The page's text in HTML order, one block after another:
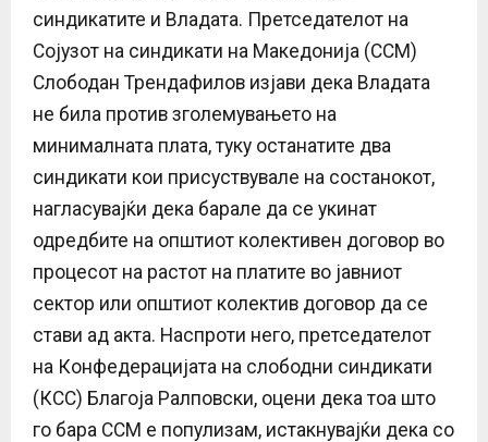
синдикатите и Владата. Претседателот на
Сојузот на синдикати на Македонија (ССМ)
Слободан Трендафилов изјави дека Владата
не била против зголемувањето на
минималната плата, туку останатите два
синдикати кои присуствувале на состанокот,
нагласувајќи дека барале да се укинат
одредбите на општиот колективен договор во
процесот на растот на платите во јавниот
сектор или општиот колектив договор да се
стави ад акта. Наспроти него, претседателот
на Конфедерацијата на слободни синдикати
(КСС) Благоја Ралповски, оцени дека тоа што
го бара ССМ е популизам, истакнувајќи дека со